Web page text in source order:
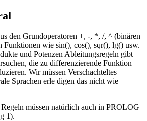
den Grundoperatoren +, -, *, /, ^ (binären
Funktionen wie sin(), cos(), sqr(), lg() usw.
und Potenzen Ableitungsregeln gibt
die zu differenzierende Funktion
Wir müssen Verschachteltes
Sprachen erle digen das nicht wie
müssen natürlich auch in PROLOG
1).